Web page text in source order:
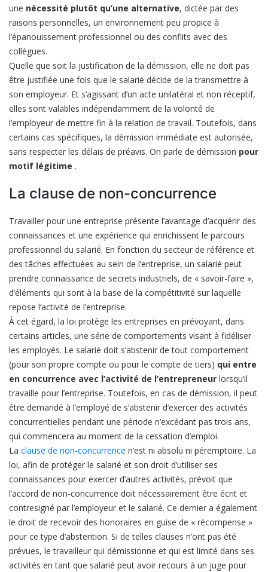
une nécessité plutôt qu’une alternative, dictée par des
raisons personnelles, un environnement peu propice à
l’épanouissement professionnel ou des conflits avec des
collègues.
Quelle que soit la justification de la démission, elle ne doit pas
être justifiée une fois que le salarié décide de la transmettre à
son employeur. Et s’agissant d’un acte unilatéral et non réceptif,
elles sont valables indépendamment de la volonté de
l’employeur de mettre fin à la relation de travail. Toutefois, dans
certains cas spécifiques, la démission immédiate est autorisée,
sans respecter les délais de préavis. On parle de démission pour
motif légitime .
La clause de non-concurrence
Travailler pour une entreprise présente l’avantage d’acquérir des
connaissances et une expérience qui enrichissent le parcours
professionnel du salarié. En fonction du secteur de référence et
des tâches effectuées au sein de l’entreprise, un salarié peut
prendre connaissance de secrets industriels, de « savoir-faire »,
d’éléments qui sont à la base de la compétitivité sur laquelle
repose l’activité de l’entreprise.
À cet égard, la loi protège les entreprises en prévoyant, dans
certains articles, une série de comportements visant à fidéliser
les employés. Le salarié doit s’abstenir de tout comportement
(pour son propre compte ou pour le compte de tiers) qui entre
en concurrence avec l’activité de l’entrepreneur lorsqu’il
travaille pour l’entreprise. Toutefois, en cas de démission, il peut
être demandé à l’employé de s’abstenir d’exercer des activités
concurrentielles pendant une période n’excédant pas trois ans,
qui commencera au moment de la cessation d’emploi.
La clause de non-concurrence n’est ni absolu ni péremptoire. La
loi, afin de protéger le salarié et son droit d’utiliser ses
connaissances pour exercer d’autres activités, prévoit que
l’accord de non-concurrence doit nécessairement être écrit et
contresigné par l’employeur et le salarié. Ce dernier a également
le droit de recevoir des honoraires en guise de « récompense »
pour ce type d’abstention. Si de telles clauses n’ont pas été
prévues, le travailleur qui démissionne et qui est limité dans ses
activités en tant que salarié peut avoir recours à un juge pour